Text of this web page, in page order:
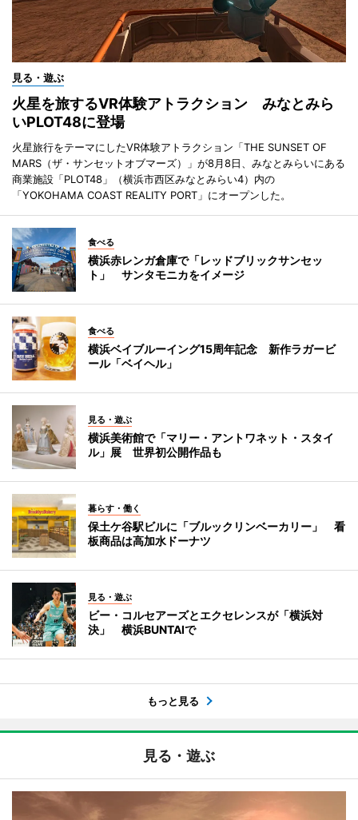
見る・遊ぶ
火星を旅するVR体験アトラクション みなとみら
いPLOT48に登場
火星旅行をテーマにしたVR体験アトラクション「THE SUNSET OF
MARS（ザ・サンセットオブマーズ）」が8月8日、みなとみらいにある
商業施設「PLOT48」（横浜市西区みなとみらい4）内の
「YOKOHAMA COAST REALITY PORT」にオープンした。
食べる
横浜赤レンガ倉庫で「レッドブリックサンセッ
ト」 サンタモニカをイメージ
食べる
横浜ベイブルーイング15周年記念 新作ラガービ
ール「ベイヘル」
見る・遊ぶ
横浜美術館で「マリー・アントワネット・スタイ
ル」展 世界初公開作品も
暮らす・働く
保土ケ谷駅ビルに「ブルックリンベーカリー」 看
板商品は高加水ドーナツ
見る・遊ぶ
ビー・コルセアーズとエクセレンスが「横浜対
決」 横浜BUNTAIで
もっと見る
見る・遊ぶ